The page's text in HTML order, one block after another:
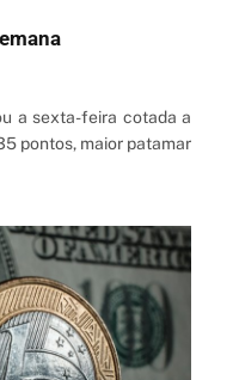
a sexta-feira cotada a
pontos, maior patamar